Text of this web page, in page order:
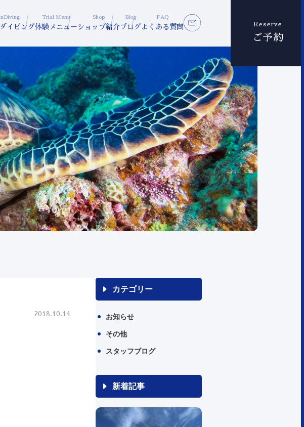
イビング
Trial Menu
体験メニュー
Shop
ショップ紹介
Blog
ブログ
FAQ
よくある質問 Reserve
ご予約
2018.10.14
カテゴリー
お知らせ
その他
スタッフブログ
新着記事